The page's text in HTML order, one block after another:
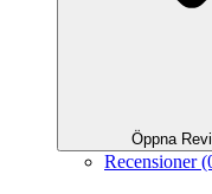
Öppna
Recensioner